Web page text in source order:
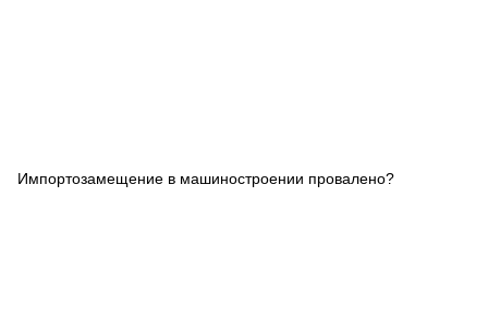
СПЕЦПРОЕКТЫ
Импортозамещение в машиностроении провалено?